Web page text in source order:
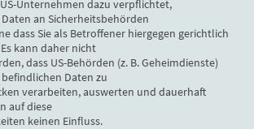
Unternehmen dazu verpflichtet,
an Sicherheitsbehörden
dass Sie als Betroffener hiergegen gerichtlich
kann daher nicht
dass US-Behörden (z. B. Geheimdienste)
Daten zu
verarbeiten, auswerten und dauerhaft
auf diese
keinen Einfluss.